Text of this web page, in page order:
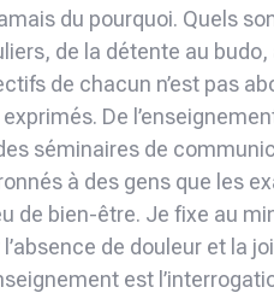
du pourquoi. Quels
de la détente au budo,
de chacun n’est pas
De
séminaires de
à des gens que les
de bien-être. Je fixe au
de douleur et la
est